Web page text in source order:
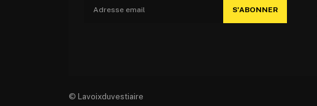
S'ABONNER
© Lavoixduvestiaire